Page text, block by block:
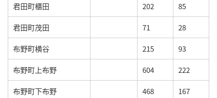
君田町櫃田 202 85
君田町茂田 71 28
布野町横谷 215 93
布野町上布野 604 222
布野町下布野 468 167